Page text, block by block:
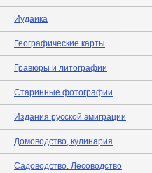
Иудаика
Географические карты
Гравюры и литографии
Старинные фотографии
Издания русской эмиграции
Домоводство, кулинария
Садоводство. Лесоводство